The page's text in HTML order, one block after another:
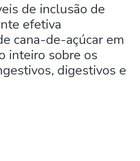
de inclusão de
efetiva
cana-de-açúcar em
inteiro sobre os
digestivos e